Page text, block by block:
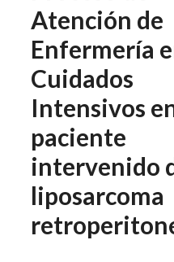
Atención de
Enfermería
Cuidados
Intensivos
paciente
intervenido
liposarcoma